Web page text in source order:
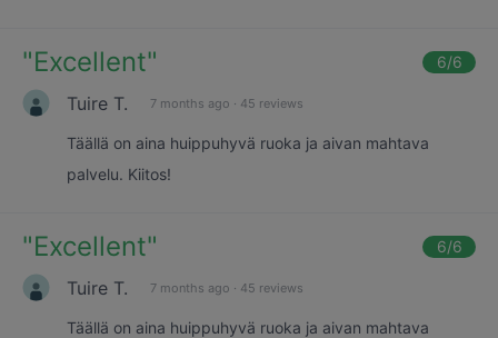
"Excellent" 6/6
Tuire T. 7 months ago · 45 reviews
Täällä on aina huippuhyvä ruoka ja aivan mahtava
palvelu. Kiitos!
"Excellent" 6/6
Tuire T. 7 months ago · 45 reviews
Täällä on aina huippuhyvä ruoka ja aivan mahtava